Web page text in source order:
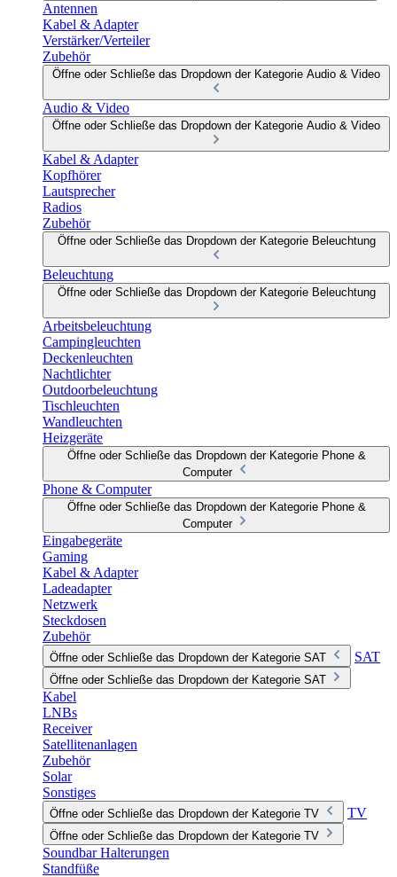
Antennen
Kabel & Adapter
Verstärker/Verteiler
Zubehör
Öffne oder Schließe das Dropdown der Kategorie Audio & Video
Audio & Video
Öffne oder Schließe das Dropdown der Kategorie Audio & Video
Kabel & Adapter
Kopfhörer
Lautsprecher
Radios
Zubehör
Öffne oder Schließe das Dropdown der Kategorie Beleuchtung
Beleuchtung
Öffne oder Schließe das Dropdown der Kategorie Beleuchtung
Arbeitsbeleuchtung
Campingleuchten
Deckenleuchten
Nachtlichter
Outdoorbeleuchtung
Tischleuchten
Wandleuchten
Heizgeräte
Öffne oder Schließe das Dropdown der Kategorie Phone &
Computer
Phone & Computer
Öffne oder Schließe das Dropdown der Kategorie Phone &
Computer
Eingabegeräte
Gaming
Kabel & Adapter
Ladeadapter
Netzwerk
Steckdosen
Zubehör
Öffne oder Schließe das Dropdown der Kategorie SAT SAT
Öffne oder Schließe das Dropdown der Kategorie SAT
Kabel
LNBs
Receiver
Satellitenanlagen
Zubehör
Solar
Sonstiges
Öffne oder Schließe das Dropdown der Kategorie TV TV
Öffne oder Schließe das Dropdown der Kategorie TV
Soundbar Halterungen
Standfüße